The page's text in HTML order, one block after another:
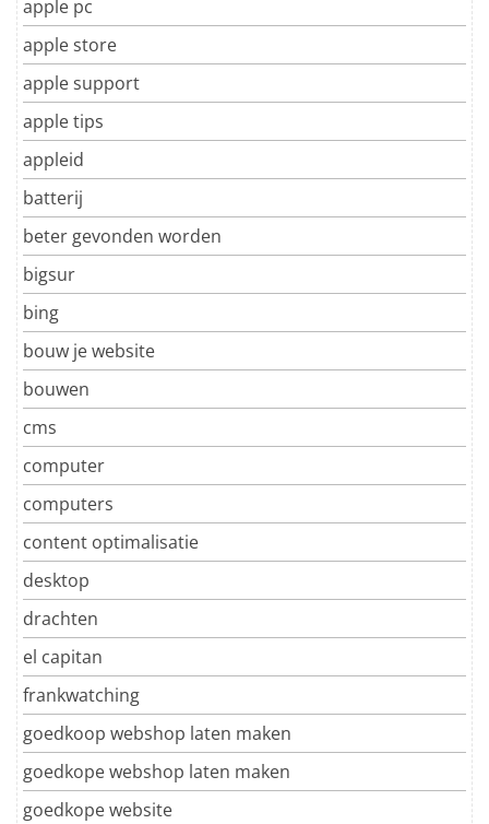
apple pc
apple store
apple support
apple tips
appleid
batterij
beter gevonden worden
bigsur
bing
bouw je website
bouwen
cms
computer
computers
content optimalisatie
desktop
drachten
el capitan
frankwatching
goedkoop webshop laten maken
goedkope webshop laten maken
goedkope website